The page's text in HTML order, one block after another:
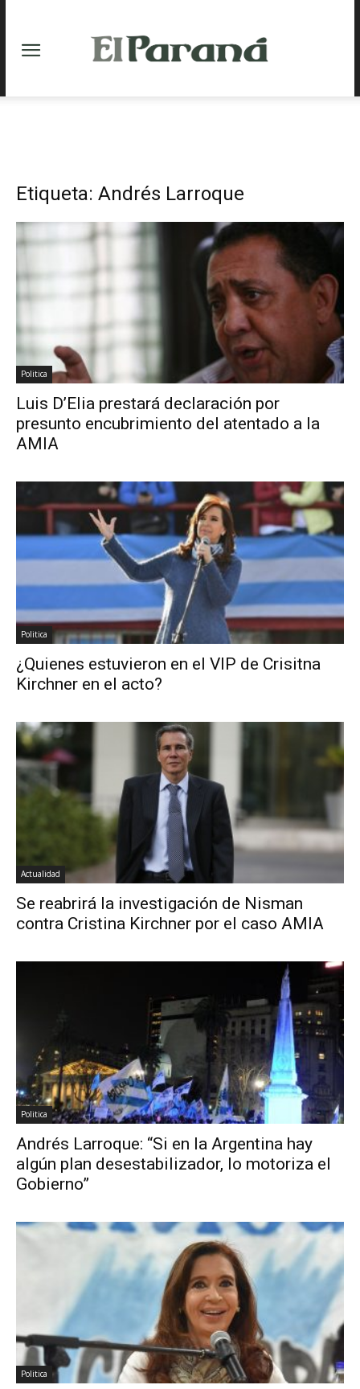
Etiqueta: Andrés Larroque
Politica
Luis D’Elia prestará declaración por
presunto encubrimiento del atentado a la
AMIA
Politica
¿Quienes estuvieron en el VIP de Crisitna
Kirchner en el acto?
Actualidad
Se reabrirá la investigación de Nisman
contra Cristina Kirchner por el caso AMIA
Politica
Andrés Larroque: “Si en la Argentina hay
algún plan desestabilizador, lo motoriza el
Gobierno”
Politica